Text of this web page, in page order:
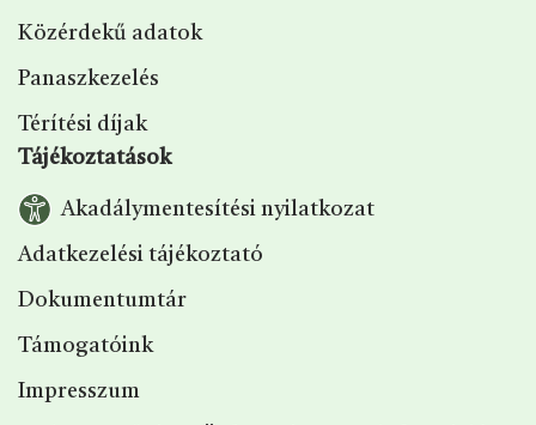
Közérdekű adatok
Panaszkezelés
Térítési díjak
Tájékoztatások
Akadálymentesítési nyilatkozat
Adatkezelési tájékoztató
Dokumentumtár
Támogatóink
Impresszum